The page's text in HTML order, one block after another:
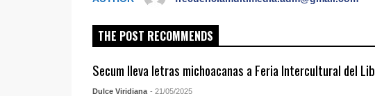
THE POST RECOMMENDS
Secum lleva letras michoacanas a Feria Intercultural del
Dulce Viridiana - 21/05/2025